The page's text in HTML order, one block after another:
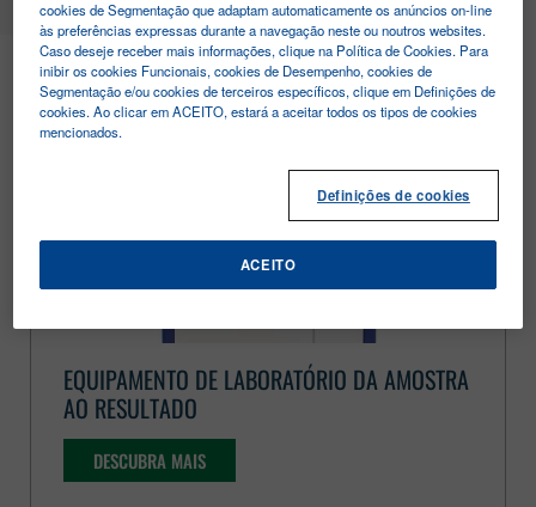
Diagnóstico Molecular
EQUIPAMENTO DE LABORATÓRIO DA AMOSTRA
AO RESULTADO
DESCUBRA MAIS
cookies de Segmentação que adaptam automaticamente os anúncios on-line
às preferências expressas durante a navegação neste ou noutros websites.
Caso deseje receber mais informações, clique na Política de Cookies. Para
inibir os cookies Funcionais, cookies de Desempenho, cookies de
Segmentação e/ou cookies de terceiros específicos, clique em Definições de
cookies. Ao clicar em ACEITO, estará a aceitar todos os tipos de cookies
mencionados.
Definições de cookies
ACEITO